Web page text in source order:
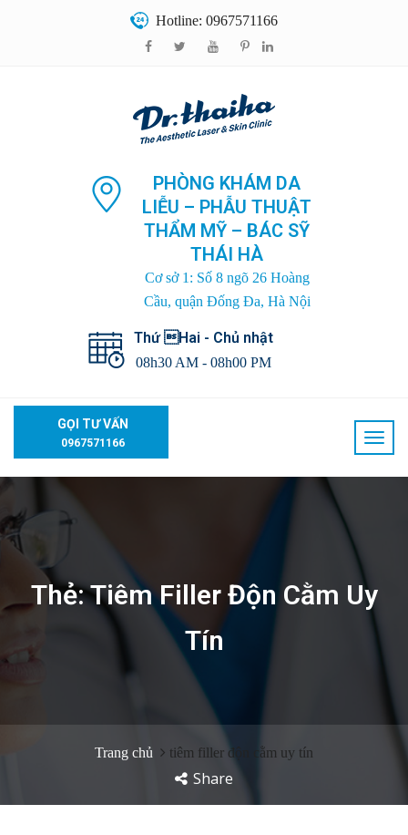
Hotline: 0967571166
PHÒNG KHÁM DA
LIỄU – PHẪU THUẬT
THẨM MỸ – BÁC SỸ
THÁI HÀ
Cơ sở 1: Số 8 ngõ 26 Hoàng
Cầu, quận Đống Đa, Hà Nội
Thứ Hai - Chủ nhật
08h30 AM - 08h00 PM
GỌI TƯ VẤN
0967571166
Thẻ:Tiêm Filler Độn Cằm Uy
Tín
Trang chủ tiêm filler độn cằm uy tín
Share